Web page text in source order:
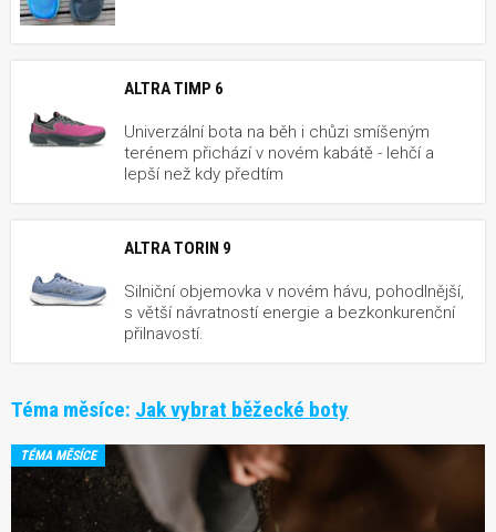
ALTRA TIMP 6
Univerzální bota na běh i chůzi smíšeným
terénem přichází v novém kabátě - lehčí a
lepší než kdy předtím
ALTRA TORIN 9
Silniční objemovka v novém hávu, pohodlnější,
s větší návratností energie a bezkonkurenční
přilnavostí.
Téma měsíce: Jak vybrat běžecké boty
TÉMA MĚSÍCE